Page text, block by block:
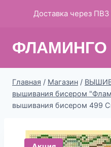
ФЛАМИНГО
Главная / Магазин /
вышивания бисером
вышивания бисером 499
Доставка через ПВЗ